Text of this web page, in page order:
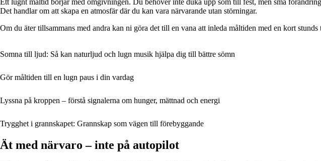
Det handlar om att skapa en atmosfär där du kan vara närvarande utan störningar.
Om du äter tillsammans med andra kan ni göra det till en vana att inleda måltiden med en kort
Somna till ljud: Så kan naturljud och lugn musik hjälpa dig till bättre sömn
Gör måltiden till en lugn paus i din vardag
Lyssna på kroppen – förstå signalerna om hunger, mättnad och energi
Trygghet i grannskapet: Grannskap som vägen till förebyggande
Ät med närvaro – inte på autopilot